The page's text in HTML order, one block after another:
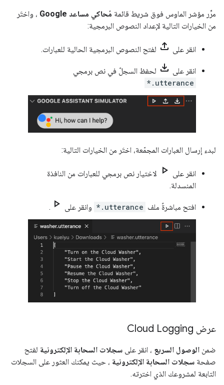
مرِّر مؤشر الماوس فوق شريط قائمة مُحاكي مساعد Google
، واختَر
من الخيارات التالية لإعداد النصوص البرمجية:
انقر على file_upload لفتح النصوص البرمجية الحالية للعبارات.
انقر على file_download لحفظ السجلّ في نص برمجي
*.utterance
لبدء إرسال العبارات المجمّعة، اختَر من الخيارات التالية:
انقر على play_arrow
لاختيار نص برمجي للعبارات من النافذة
المنسدلة.
افتح مباشرةً ملف *.utterance وانقر على play_arrow
.
عرض Cloud Logging
ضمن الوصول السريع ، انقر على سجلات السحابة الإلكترونية لفتح
صفحة سجلات السحابة الإلكترونية ، حيث يمكنك العثور على السجلات
التابعة لمشروعك الذي اخترته.